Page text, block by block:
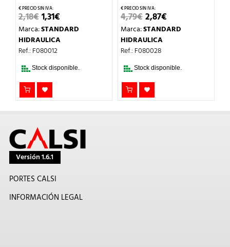
2,18€EL
PRECIO
ORIGINAL
ERA:
2,18€.
1,31€PRECIO
ACTUAL
ES:
Marca:STANDARD
HIDRAULICA
Ref.: F080012
Stock disponible.
4,79€EL
PRECIO
ORIGINAL
ERA:
4,79€.
2,87€PRECIO
ACTUAL
Marca:STANDARD
HIDRAULICA
Ref.: F080028
Stock disponible.
Versión 1.6.1
PORTES CALSI
INFORMACIÓN LEGAL